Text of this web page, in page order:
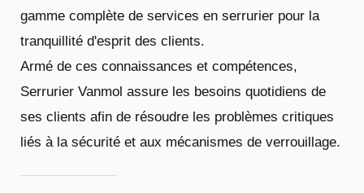
gamme complète de services en serrurier pour la
tranquillité d'esprit des clients.
Armé de ces connaissances et compétences,
Serrurier Vanmol assure les besoins quotidiens de
ses clients afin de résoudre les problèmes critiques
liés à la sécurité et aux mécanismes de verrouillage.